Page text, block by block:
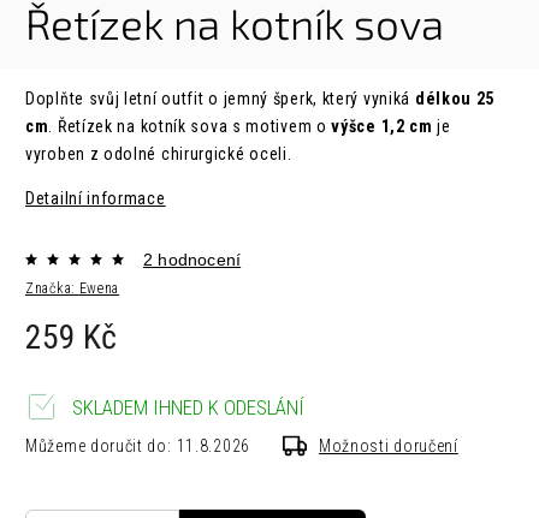
Řetízek na kotník sova
Doplňte svůj letní outfit o jemný šperk, který vyniká délkou 25
cm . Řetízek na kotník sova s motivem ovýšce 1,2 cm je
vyroben z odolné chirurgické oceli.
Detailní informace
Značka: Ewena
2 hodnocení
259 Kč
SKLADEM IHNED K ODESLÁNÍ
Můžeme doručit do: 11.8.2026 Možnosti doručení